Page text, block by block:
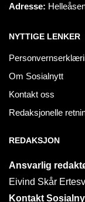
Adresse:
NYTTIGE LENKER
Om Sosialnytt
Kontakt oss
Redaksjonelle
REDAKSJON
Ansvarlig
Eivind Skår
Kontakt